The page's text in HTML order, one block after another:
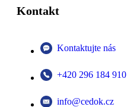
Kontakt
Kontaktujte nás
+420 296 184 910
info@cedok.cz